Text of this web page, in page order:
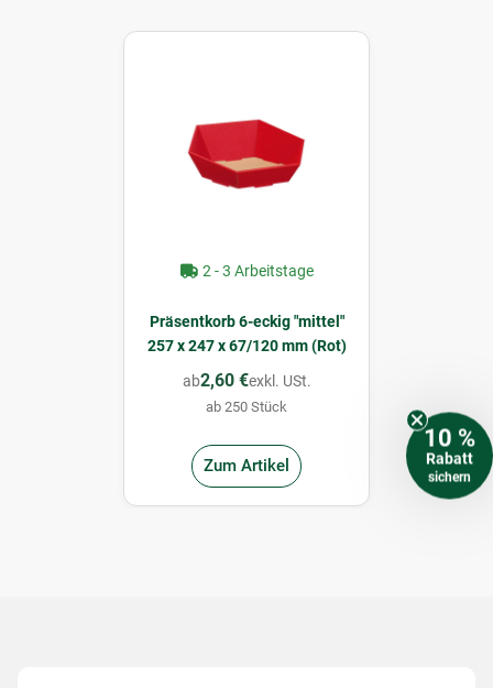
2 - 3 Arbeitstage
Präsentkorb 6-eckig "mittel"
257 x 247 x 67/120 mm (Rot)
ab2,60 €exkl. USt.
ab 250 Stück
Zum Artikel
10 %
Rabatt
sichern